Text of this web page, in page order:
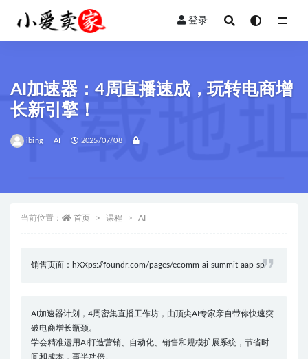
登录
AI加速器：4周直播速成，玩转电商增
长新引擎！
ibing AI 2025/07/08
当前位置： 首页 课程 AI
销售页面：hXXps://foundr.com/pages/ecomm-ai-summit-aap-sp
AI加速器计划，4周密集直播工作坊，由顶尖AI专家亲自带你快速突
破电商增长瓶颈。
学会精准运用AI打造营销、自动化、销售和规模扩展系统，节省时
间和成本，事半功倍。